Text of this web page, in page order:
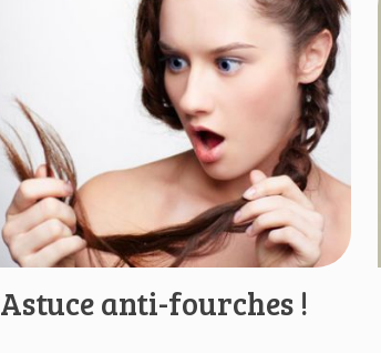
Astuce anti-fourches !